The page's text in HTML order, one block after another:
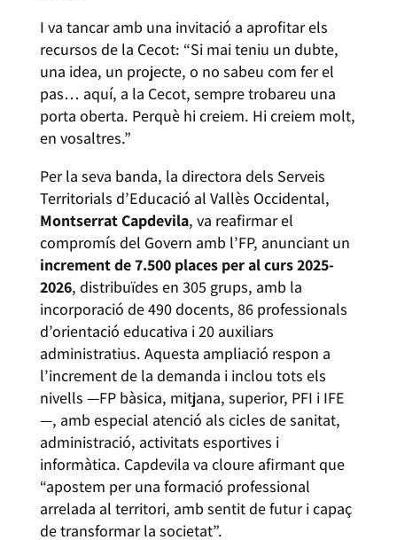
I va tancar amb una invitació a aprofitar els
recursos de la Cecot: “Si mai teniu un dubte,
una idea, un projecte, o no sabeu com fer el
pas… aquí, a la Cecot, sempre trobareu una
porta oberta. Perquè hi creiem. Hi creiem molt,
en vosaltres.”
Per la seva banda, la directora dels Serveis
Territorials d’Educació al Vallès Occidental,
Montserrat Capdevila, va reafirmar el
compromís del Govern amb l’FP, anunciant un
increment de 7.500 places per al curs 2025-
2026, distribuïdes en 305 grups, amb la
incorporació de 490 docents, 86 professionals
d’orientació educativa i 20 auxiliars
administratius. Aquesta ampliació respon a
l’increment de la demanda i inclou tots els
nivells —FP bàsica, mitjana, superior, PFI i IFE
—, amb especial atenció als cicles de sanitat,
administració, activitats esportives i
informàtica. Capdevila va cloure afirmant que
“apostem per una formació professional
arrelada al territori, amb sentit de futur i capaç
de transformar la societat”.